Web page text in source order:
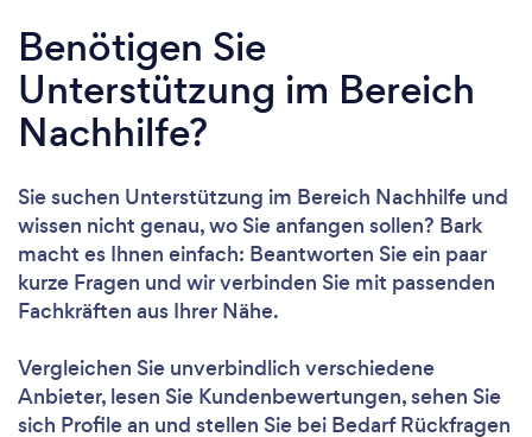
Benötigen Sie
Unterstützung im Bereich
Nachhilfe?
Sie suchen Unterstützung im Bereich Nachhilfe und
wissen nicht genau, wo Sie anfangen sollen? Bark
macht es Ihnen einfach: Beantworten Sie ein paar
kurze Fragen und wir verbinden Sie mit passenden
Fachkräften aus Ihrer Nähe.
Vergleichen Sie unverbindlich verschiedene
Anbieter, lesen Sie Kundenbewertungen, sehen Sie
sich Profile an und stellen Sie bei Bedarf Rückfragen